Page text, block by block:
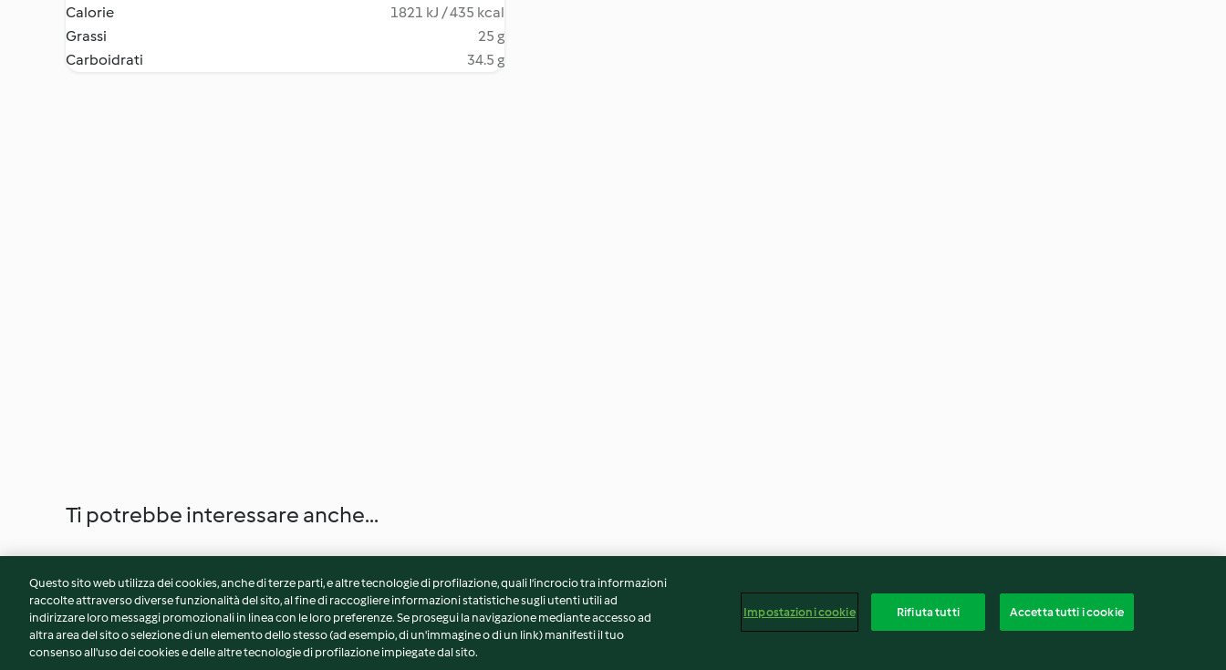
Calorie
1821 kJ / 435 kcal
Grassi
25 g
Carboidrati
34.5 g
Ti potrebbe interessare anche...
Questo sito web utilizza dei cookies, anche di terze parti, e altre tecnologie di profilazione, quali l’incrocio tra informazioni
raccolte attraverso diverse funzionalità del sito, al fine di raccogliere informazioni statistiche sugli utenti utili ad
indirizzare loro messaggi promozionali in linea con le loro preferenze. Se prosegui la navigazione mediante accesso ad
altra area del sito o selezione di un elemento dello stesso (ad esempio, di un'immagine o di un link) manifesti il tuo
consenso all'uso dei cookies e delle altre tecnologie di profilazione impiegate dal sito.
Impostazioni cookie Rifiuta tutti Accetta tutti i cookie